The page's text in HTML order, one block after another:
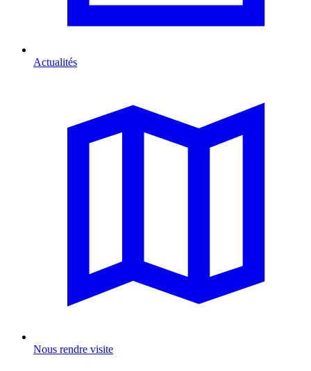
Actualités
Nous rendre visite